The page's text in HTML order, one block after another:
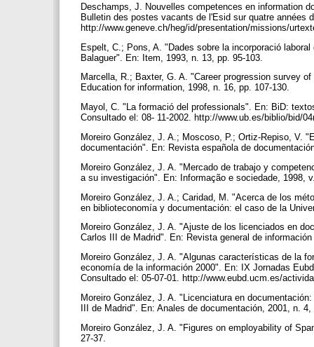
Deschamps, J. Nouvelles competences en information
Bulletin des postes vacants de l'Esid sur quatre années
http://www.geneve.ch/heg/id/presentation/missions/
Espelt, C.; Pons, A. "Dades sobre la incorporació
Balaguer". En: Item, 1993, n. 13, pp. 95-103.
Marcella, R.; Baxter, G. A. "Career progression survey
Education for information, 1998, n. 16, pp. 107-130.
Mayol, C. "La formació del professionals". En: BiD:
Consultado el: 08- 11-2002. http://www.ub.es/biblio/bid/
Moreiro González, J. A.; Moscoso, P.; Ortiz-Repiso, V.
documentación". En: Revista española de
Moreiro González, J. A. "Mercado de trabajo y
a su investigación". En: Informação e sociedade, 1998,
Moreiro González, J. A.; Caridad, M. "Acerca de los
en biblioteconomía y documentación: el caso de la
Moreiro González, J. A. "Ajuste de los licenciados en
Carlos III de Madrid". En: Revista general de
Moreiro González, J. A. "Algunas características de la
economía de la información 2000". En: IX Jornadas
Consultado el: 05-07-01. http://www.eubd.ucm.es/
Moreiro González, J. A. "Licenciatura en
III de Madrid". En: Anales de documentación, 2001, n.
Moreiro González, J. A. "Figures on employability of
27-37.